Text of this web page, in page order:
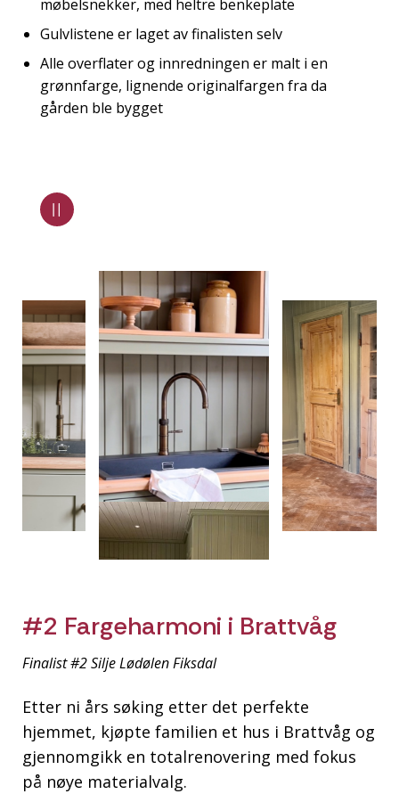
møbelsnekker, med heltre benkeplate
Gulvlistene er laget av finalisten selv
Alle overflater og innredningen er malt i en
grønnfarge, lignende originalfargen fra da
gården ble bygget
#2 Fargeharmoni i Brattvåg
Finalist #2 Silje Lødølen Fiksdal
Etter ni års søking etter det perfekte
hjemmet, kjøpte familien et hus i Brattvåg og
gjennomgikk en totalrenovering med fokus
på nøye materialvalg.